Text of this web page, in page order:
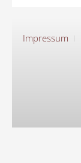
Impressum